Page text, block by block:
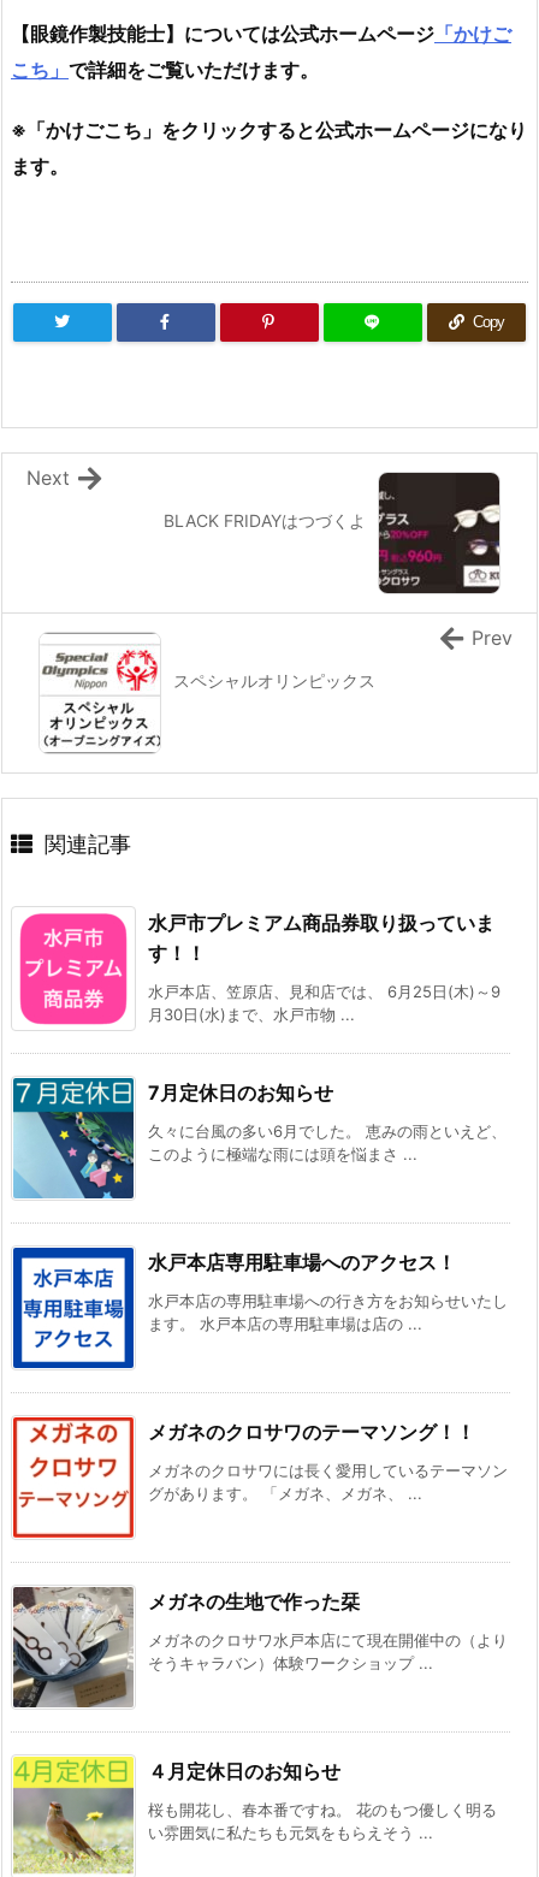
【眼鏡作製技能士】については公式ホームページ 「かけご
こち」 で詳細をご覧いただけます。
※「かけごこち」をクリックすると公式ホームページになり
ます。
Copy
BLACK FRIDAYはつづくよ
Next
スペシャルオリンピックス
Prev
関連記事
水戸市プレミアム商品券取り扱っていま
す！！
水戸本店、笠原店、見和店では、 6月25日(木)～9
月30日(水)まで、水戸市物 ...
7月定休日のお知らせ
久々に台風の多い6月でした。 恵みの雨といえど、
このように極端な雨には頭を悩まさ ...
水戸本店専用駐車場へのアクセス！
水戸本店の専用駐車場への行き方をお知らせいたし
ます。 水戸本店の専用駐車場は店の ...
メガネのクロサワのテーマソング！！
メガネのクロサワには長く愛用しているテーマソン
グがあります。 「メガネ、メガネ、 ...
メガネの生地で作った栞
メガネのクロサワ水戸本店にて現在開催中の（より
そうキャラバン）体験ワークショップ ...
４月定休日のお知らせ
桜も開花し、春本番ですね。 花のもつ優しく明る
い雰囲気に私たちも元気をもらえそう ...